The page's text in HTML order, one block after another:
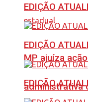
MP ajuíza
administrativa
EDIÇÃO
EDIÇÃO
EDIÇÃO